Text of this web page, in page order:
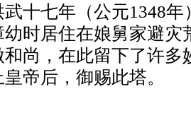
十七年（公元1348
幼时居住在娘舅家避
尚，在此留下了许多
帝后，御赐此塔。